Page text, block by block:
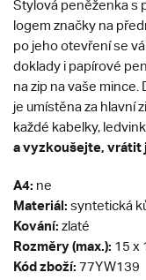
Stylová peněženka s
logem značky na
po jeho otevření se
doklady i papírové
na zip na vaše
je umístěna za hlavní
každé kabelky,
a vyzkoušejte, vrátit
A4: ne
Materiál: syntetická
Kování: zlaté
Rozměry (max.): 15 x
Kód zboží: 77YW139